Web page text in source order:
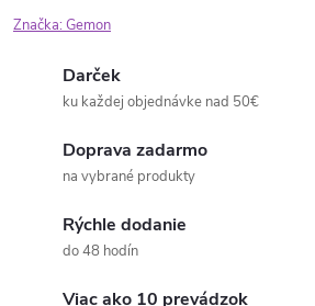
Značka:Gemon
Darček
ku každej objednávke nad 50€
Doprava zadarmo
na vybrané produkty
Rýchle dodanie
do 48 hodín
Viac ako 10 prevádzok